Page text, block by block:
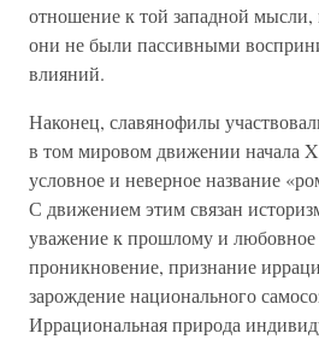
отношение к той западной мысли,
они не были пассивными
влияний.
Наконец, славянофилы
в том мировом движении начала
условное и неверное название
С движением этим связан
уважение к прошлому и любовное
проникновение, признание
зарождение национального
Иррациональная природа